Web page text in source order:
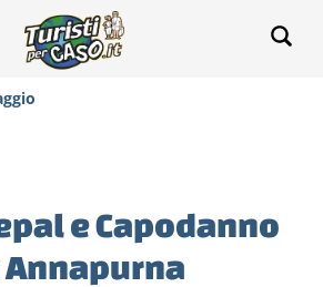
e Capodanno